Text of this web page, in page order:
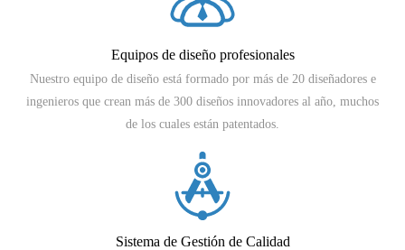
Equipos de diseño profesionales
Nuestro equipo de diseño está formado por más de 20 diseñadores e
ingenieros que crean más de 300 diseños innovadores al año, muchos
de los cuales están patentados.
Sistema de Gestión de Calidad